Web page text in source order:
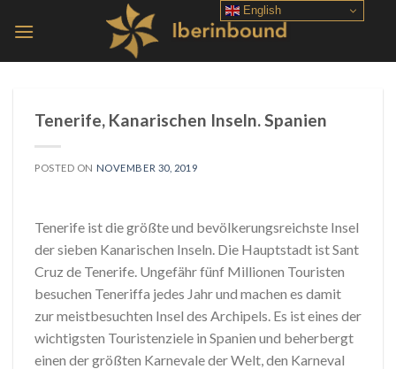
Tenerife, Kanarischen Inseln. Spanien
POSTED ON NOVEMBER 30, 2019
Tenerife ist die größte und bevölkerungsreichste Insel
der sieben Kanarischen Inseln. Die Hauptstadt ist Sant
Cruz de Tenerife. Ungefähr fünf Millionen Touristen
besuchen Teneriffa jedes Jahr und machen es damit
zur meistbesuchten Insel des Archipels. Es ist eines der
wichtigsten Touristenziele in Spanien und beherbergt
einen der größten Karnevale der Welt, den Karneval
English